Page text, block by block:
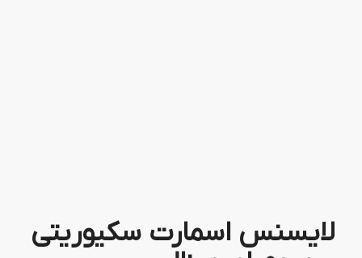
لایسنس اسمارت سکیوریتی